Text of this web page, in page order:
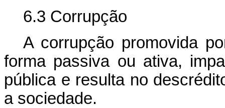
6.3 Corrupção
A corrupção promovida
forma passiva ou ativa,
pública e resulta no
a sociedade.